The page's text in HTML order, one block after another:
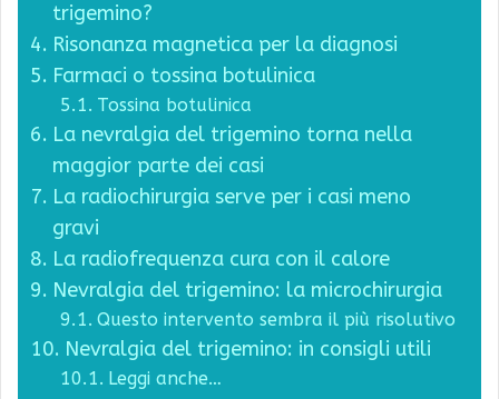
trigemino?
Risonanza magnetica per la diagnosi
Farmaci o tossina botulinica
Tossina botulinica
La nevralgia del trigemino torna nella
maggior parte dei casi
La radiochirurgia serve per i casi meno
gravi
La radiofrequenza cura con il calore
Nevralgia del trigemino: la microchirurgia
Questo intervento sembra il più risolutivo
Nevralgia del trigemino: in consigli utili
Leggi anche…